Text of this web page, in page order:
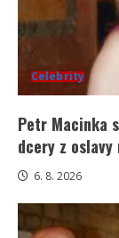
Celebrity
Petr Macinka
dcery z
6. 8. 2026